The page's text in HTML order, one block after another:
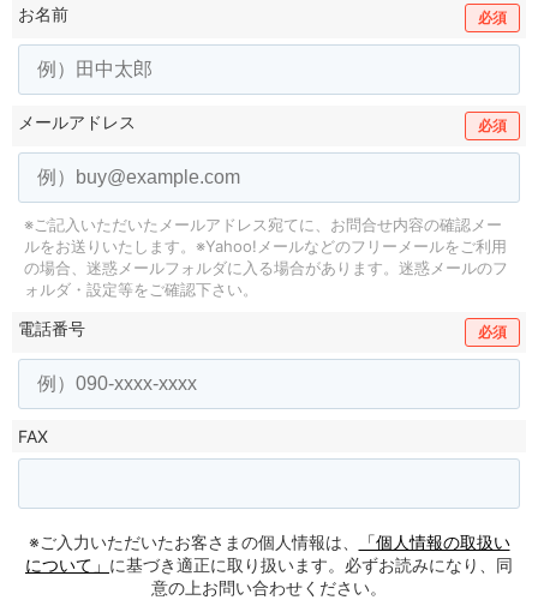
お名前 必須
メールアドレス 必須
※ご記入いただいたメールアドレス宛てに、お問合せ内容の確認メー
ルをお送りいたします。 ※Yahoo!メールなどのフリーメールをご利用
の場合、迷惑メールフォルダに入る場合があります。 迷惑メールのフ
ォルダ・設定等をご確認下さい。
電話番号 必須
FAX
※ご入力いただいたお客さまの個人情報は、
「個人情報の取扱い
について」 に基づき適正に取り扱います。必ずお読みになり、同
意の上お問い合わせください。